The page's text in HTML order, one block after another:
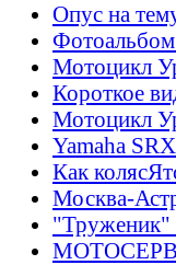
Опус на
Фотоальбом
Мотоцикл
Короткое
Мотоцикл
Yamaha
Как
Москва-
"Труженик"